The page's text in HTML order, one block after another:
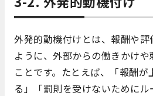
外発的動機付けとは、報酬や
ように、外部からの働きかけ
ことです。たとえば、「報酬
る」「罰則を受けないために